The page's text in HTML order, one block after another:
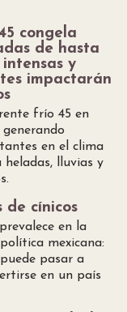
congela
de hasta
intensas y
impactarán
frío 45 en
en el clima
lluvias y
de cínicos
en la
mexicana:
pasar a
en un país